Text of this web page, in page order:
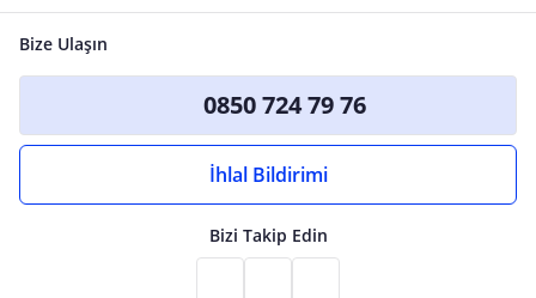
Bize Ulaşın
0850 724 79 76
İhlal Bildirimi
Bizi Takip Edin